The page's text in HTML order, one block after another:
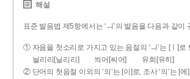
해설
표준 발음법 제5항에서는 ‘ㅢ’의 발음을 다음과 같이
① 자음을 첫소리로 가지고 있는 음절의 ‘ㅢ’는 [ㅣ]로
늴리리[닐리리]
씌어[씨어]
유희[유히]
② 단어의 첫음절 이외의 ‘의’는 [이]로, 조사 ‘의’는 [